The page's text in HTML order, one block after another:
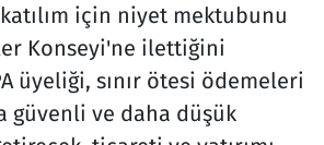
katılım için niyet mektubunu
Konseyi'ne ilettiğini
üyeliği, sınır ötesi ödemeleri
güvenli ve daha düşük